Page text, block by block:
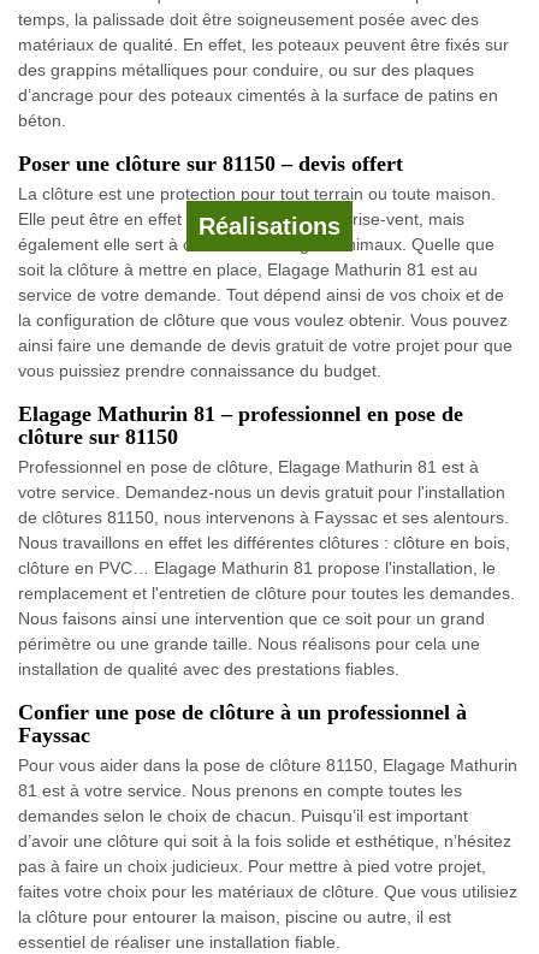
Réalisations
temps, la palissade doit être soigneusement posée avec des
matériaux de qualité. En effet, les poteaux peuvent être fixés sur
des grappins métalliques pour conduire, ou sur des plaques
d’ancrage pour des poteaux cimentés à la surface de patins en
béton.
Poser une clôture sur 81150 – devis offert
La clôture est une protection pour tout terrain ou toute maison.
Elle peut être en effet une brise vue ou un brise-vent, mais
également elle sert à clôturer un refuge d’animaux. Quelle que
soit la clôture à mettre en place, Elagage Mathurin 81 est au
service de votre demande. Tout dépend ainsi de vos choix et de
la configuration de clôture que vous voulez obtenir. Vous pouvez
ainsi faire une demande de devis gratuit de votre projet pour que
vous puissiez prendre connaissance du budget.
Elagage Mathurin 81 – professionnel en pose de
clôture sur 81150
Professionnel en pose de clôture, Elagage Mathurin 81 est à
votre service. Demandez-nous un devis gratuit pour l'installation
de clôtures 81150, nous intervenons à Fayssac et ses alentours.
Nous travaillons en effet les différentes clôtures : clôture en bois,
clôture en PVC… Elagage Mathurin 81 propose l'installation, le
remplacement et l'entretien de clôture pour toutes les demandes.
Nous faisons ainsi une intervention que ce soit pour un grand
périmètre ou une grande taille. Nous réalisons pour cela une
installation de qualité avec des prestations fiables.
Confier une pose de clôture à un professionnel à
Fayssac
Pour vous aider dans la pose de clôture 81150, Elagage Mathurin
81 est à votre service. Nous prenons en compte toutes les
demandes selon le choix de chacun. Puisqu’il est important
d’avoir une clôture qui soit à la fois solide et esthétique, n’hésitez
pas à faire un choix judicieux. Pour mettre à pied votre projet,
faites votre choix pour les matériaux de clôture. Que vous utilisiez
la clôture pour entourer la maison, piscine ou autre, il est
essentiel de réaliser une installation fiable.